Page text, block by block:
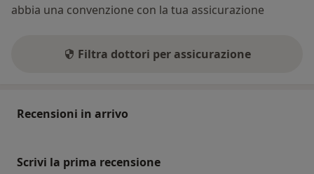
abbia una convenzione con la tua assicurazione
Filtra dottori per assicurazione
Recensioni in arrivo
Scrivi la prima recensione